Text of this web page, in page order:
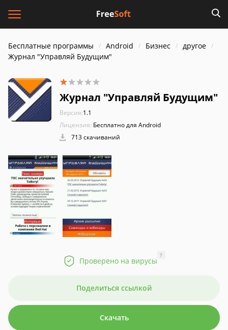
Бесплатные программы Android Бизнес
другое
Журнал "Управляй Будущим"
Журнал "Управляй Будущим"
Версия:1.1
Лицензия: Бесплатно для Android
713 скачиваний
Проверено на вирусы
?
Поделиться ссылкой
Скачать